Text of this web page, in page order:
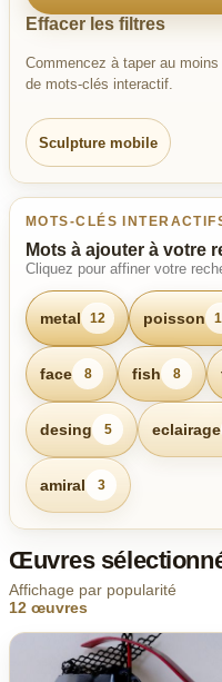
Effacer les filtres
Commencez à taper au
de mots-clés interactif.
Sculpture mobile
MOTS-CLÉS
Mots à ajouter à votre
Cliquez pour affiner votre
metal 12 poisson
face 8 fish 8
desing 5 eclairage
amiral 3
Œuvres
Affichage par popularité
12 œuvres